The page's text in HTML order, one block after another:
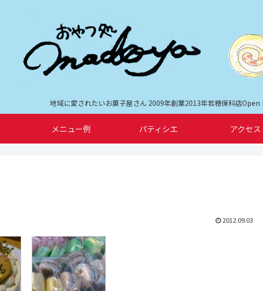
地域に愛されたいお菓子屋さん 2009年創業2013年若穂保科店Open
メニュー例 パティシエ アクセス
2012.09.03